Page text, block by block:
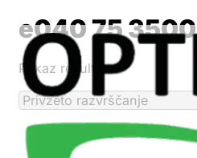
e040 75 3500
Prikaz rezultata